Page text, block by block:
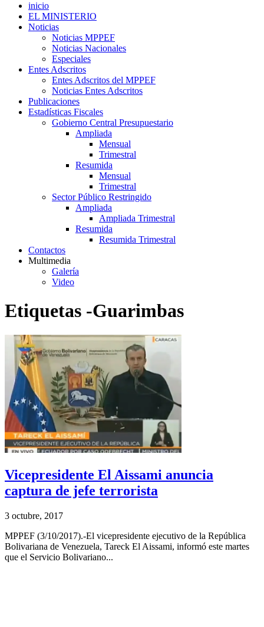
inicio
EL MINISTERIO
Noticias
Noticias MPPEF
Noticias Nacionales
Especiales
Entes Adscritos
Entes Adscritos del MPPEF
Noticias Entes Adscritos
Publicaciones
Estadísticas Fiscales
Gobierno Central Presupuestario
Ampliada
Mensual
Trimestral
Resumida
Mensual
Trimestral
Sector Público Restringido
Ampliada
Ampliada Trimestral
Resumida
Resumida Trimestral
Contactos
Multimedia
Galería
Video
Etiquetas -Guarimbas
Vicepresidente El Aissami anuncia
captura de jefe terrorista
3 octubre, 2017
MPPEF (3/10/2017).-El vicepresidente ejecutivo de la República
Bolivariana de Venezuela, Tareck El Aissami, informó este martes
que el Servicio Bolivariano...